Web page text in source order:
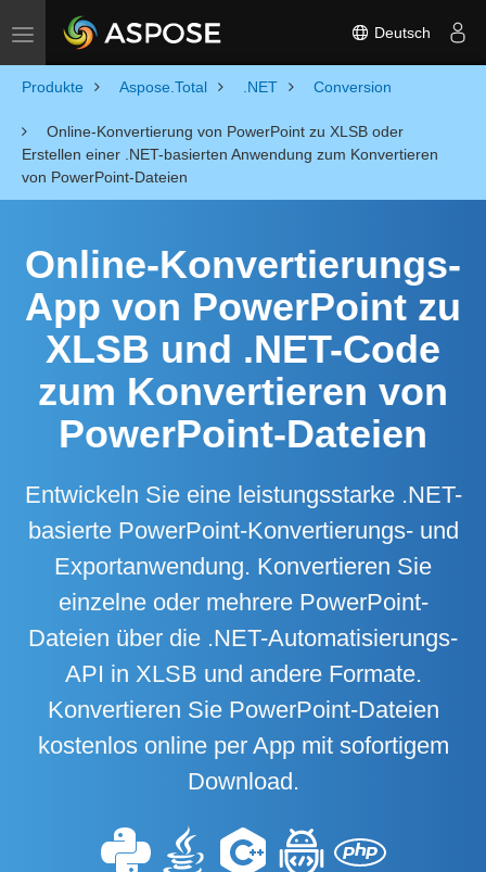
Toggle navigation Deutsch
Produkte Aspose.Total .NET Conversion
Online-Konvertierung von PowerPoint zu XLSB oder
Erstellen einer .NET-basierten Anwendung zum Konvertieren
von PowerPoint-Dateien
Online-Konvertierungs-
App von PowerPoint zu
XLSB und .NET-Code
zum Konvertieren von
PowerPoint-Dateien
Entwickeln Sie eine leistungsstarke .NET-
basierte PowerPoint-Konvertierungs- und
Exportanwendung. Konvertieren Sie
einzelne oder mehrere PowerPoint-
Dateien über die .NET-Automatisierungs-
API in XLSB und andere Formate.
Konvertieren Sie PowerPoint-Dateien
kostenlos online per App mit sofortigem
Download.